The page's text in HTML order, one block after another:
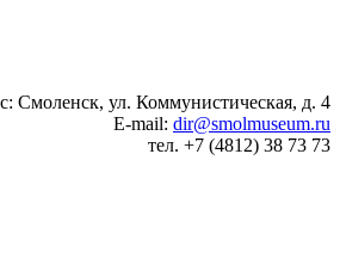
Смоленск, ул. Коммунистическая, д. 4
E-mail: dir@smolmuseum.ru
тел. +7 (4812) 38 73 73